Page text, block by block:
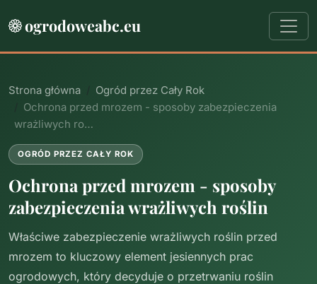
ogrodoweabc.eu
Strona główna
Ogród przez Cały Rok
Ochrona przed mrozem - sposoby zabezpieczenia
wrażliwych ro…
OGRÓD PRZEZ CAŁY ROK
Ochrona przed mrozem - sposoby
zabezpieczenia wrażliwych roślin
Właściwe zabezpieczenie wrażliwych roślin przed
mrozem to kluczowy element jesiennych prac
ogrodowych, który decyduje o przetrwaniu roślin